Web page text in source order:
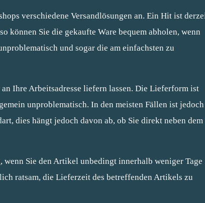
verschiedene Versandlösungen an. Ein Hit ist
können Sie die gekaufte Ware bequem abholen, wenn
und sogar die am einfachsten zu
Ihre Arbeitsadresse liefern lassen. Die Lieferform ist
unproblematisch. In den meisten Fällen ist jedoch
dies hängt jedoch davon ab, ob Sie direkt neben dem
Sie den Artikel unbedingt innerhalb weniger Tage
ratsam, die Lieferzeit des betreffenden Artikels zu